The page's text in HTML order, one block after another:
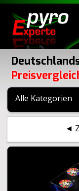
Alle Kategorien
◄